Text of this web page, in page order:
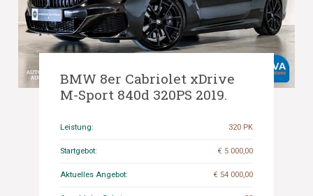
BMW 8er Cabriolet xDrive
M-Sport 840d 320PS 2019.
Leistung: 320 PK
Startgebot: € 5 000,00
Aktuelles Angebot: € 54 000,00